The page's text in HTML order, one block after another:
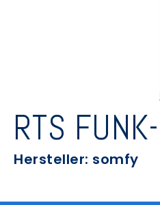
RTS
Hersteller: somfy